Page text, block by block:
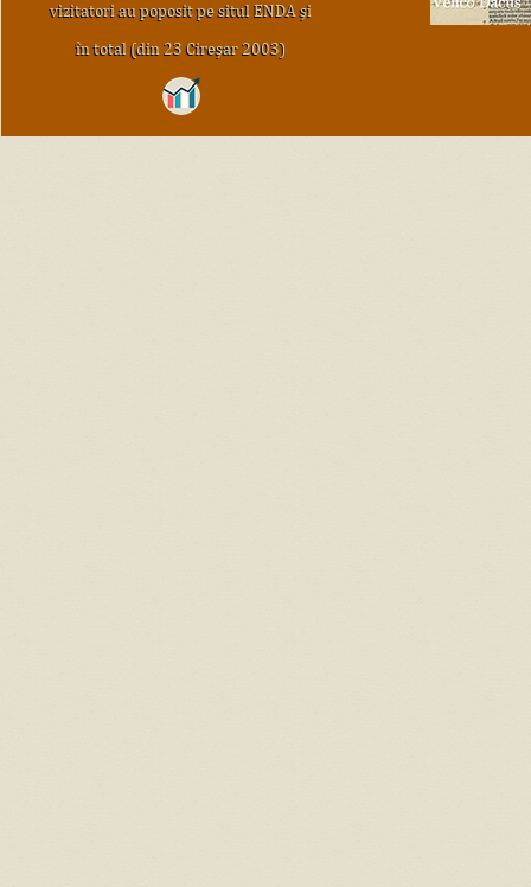
vizitatori au poposit pe situl ENDA şi
în total (din 23 Cireşar 2003)